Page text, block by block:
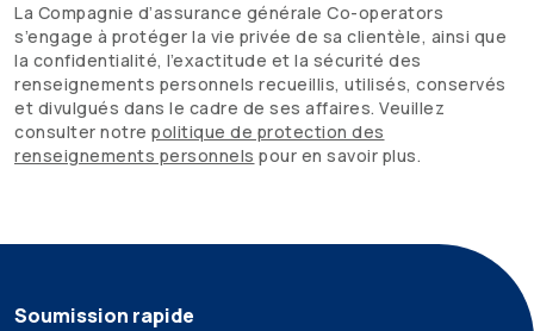
La Compagnie d’assurance générale Co-operators
s’engage à protéger la vie privée de sa clientèle, ainsi que
la confidentialité, l’exactitude et la sécurité des
renseignements personnels recueillis, utilisés, conservés
et divulgués dans le cadre de ses affaires. Veuillez
consulter notre politique de protection des
renseignements personnels pour en savoir plus.
Soumission rapide